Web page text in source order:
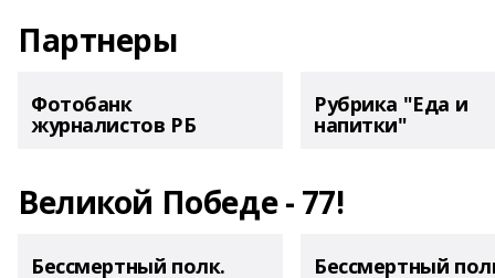
Партнеры
Фотобанк
журналистов РБ
Рубрика "Еда и
напитки"
Великой Победе - 77!
Бессмертный полк. Бессмертный